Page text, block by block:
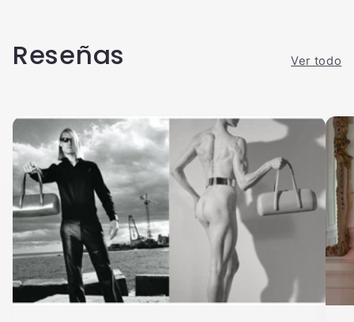
Reseñas Ver todo